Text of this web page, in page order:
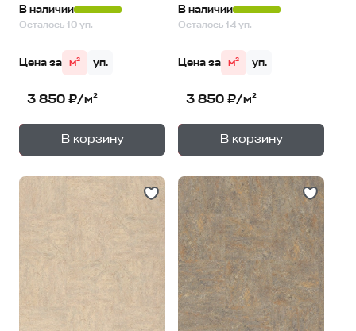
В наличии
Осталось 10 уп.
Цена за м² уп.
3 850 ₽/м²
В корзину
— 1уп.
В наличии
Осталось 14 уп.
Цена за м² уп.
3 850 ₽/м²
В корзину
— 1уп.